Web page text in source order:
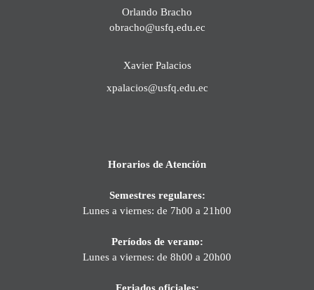
Orlando Bracho
obracho@usfq.edu.ec
Xavier Palacios
xpalacios@usfq.edu.ec
Horarios de Atención
Semestres regulares:
Lunes a viernes: de 7h00 a 21h00
Períodos de verano:
Lunes a viernes: de 8h00 a 20h00
Feriados oficiales: